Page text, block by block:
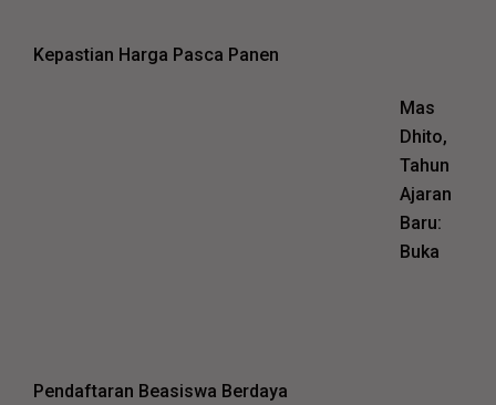
Kepastian Harga Pasca Panen
Mas
Dhito,
Tahun
Ajaran
Baru:
Buka
Pendaftaran Beasiswa Berdaya